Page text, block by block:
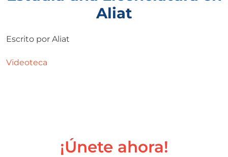
Aliat
Escrito por Aliat
Videoteca
¡Únete ahora!